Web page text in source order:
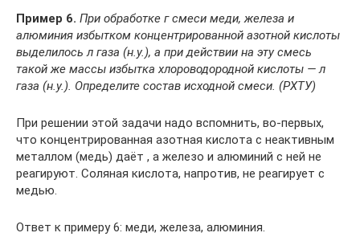
Пример 6. При обработке г смеси меди, железа и
алюминия избытком концентрированной азотной кислоты
выделилось л газа (н.у.), а при действии на эту смесь
такой же массы избытка хлороводородной кислоты — л
газа (н.у.). Определите состав исходной смеси. (РХТУ)
При решении этой задачи надо вспомнить, во-первых,
что концентрированная азотная кислота с неактивным
металлом (медь) даёт , а железо и алюминий с ней не
реагируют. Соляная кислота, напротив, не реагирует с
медью.
Ответ к примеру 6: меди, железа, алюминия.